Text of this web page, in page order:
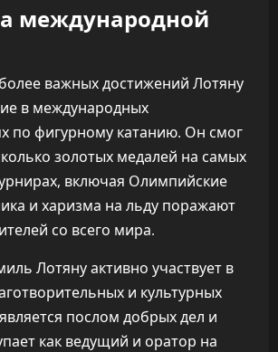
международной
важных достижений Лотяну
в международных
по фигурному катанию. Он смог
золотых медалей на самых
включая Олимпийские
и харизма на льду поражают
со всего мира.
Лотяну активно участвует в
и культурных
послом добрых дел и
как ведущий и оратор на